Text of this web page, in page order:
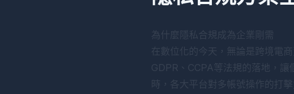
為什麼隱私合規成為企業剛需
在數位化的今天，無論是跨境電
GDPR、CCPA等法規的落地，
時，各大平台對多帳號操作的打